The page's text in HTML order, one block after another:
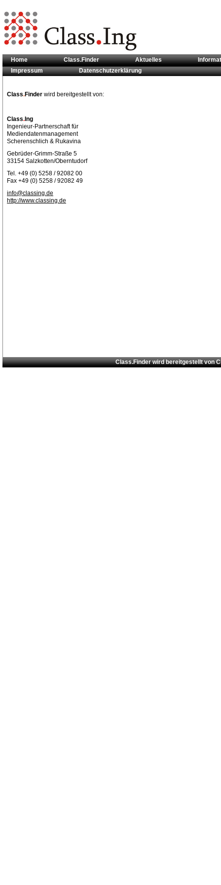
Sie sind hier:Kontakt
Home Class.Finder Aktuelles
Impressum
Datenschutzerklärung
Class.Finder wird bereitgestellt von:
Class. Ing
Ingenieur-Partnerschaft für
Mediendatenmanagement
Scherenschlich & Rukavina
Gebrüder-Grimm-Straße 5
33154 Salzkotten/Oberntudorf
Tel. +49 (0) 5258 / 92082 00
Fax +49 (0) 5258 / 92082 49
info@classing.de
http://www.classing.de
Class.Finder wird bereitgestellt von